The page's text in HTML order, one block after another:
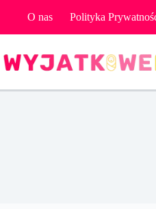
O nas Polityka